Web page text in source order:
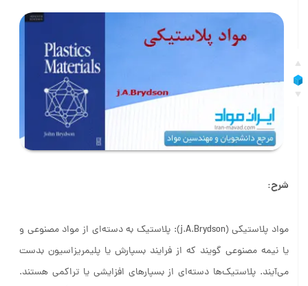
شرح:
مواد پلاستیکی (j.A.Brydson): پلاستیک به دسته‌ای از مواد مصنوعی و
یا نیمه مصنوعی گویند که از فرایند بسپارش یا پلیمریزاسیون بدست
می‌آیند. پلاستیک‌ها دسته‌ای از بسپارهای افزایشی یا تراکمی هستند.